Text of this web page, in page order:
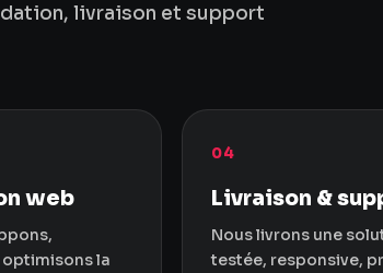
livraison et support
web
la
04
Livraison &
Nous livrons une
testée, responsive,